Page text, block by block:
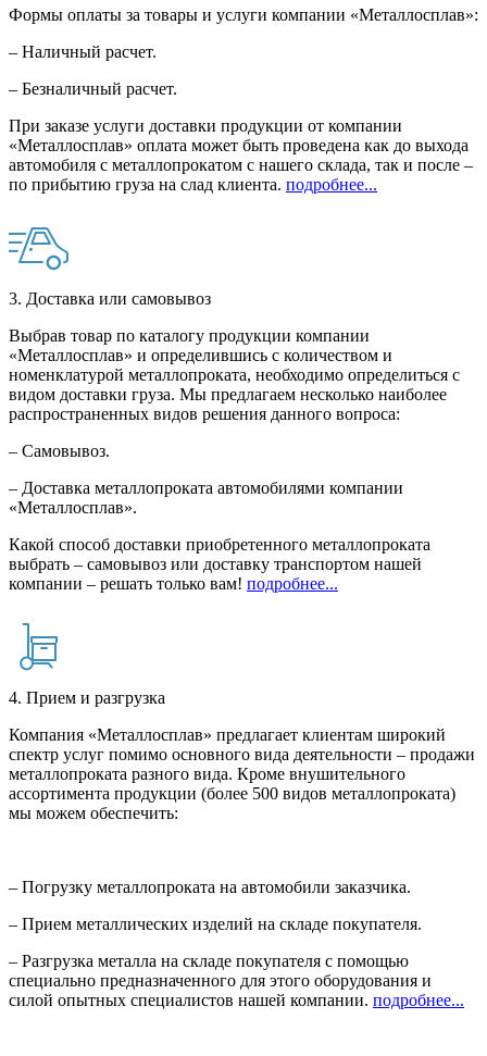
Формы оплаты за товары и услуги компании «Металлосплав»:
– Наличный расчет.
– Безналичный расчет.
При заказе услуги доставки продукции от компании
«Металлосплав» оплата может быть проведена как до выхода
автомобиля с металлопрокатом с нашего склада, так и после –
по прибытию груза на слад клиента. подробнее...
3. Доставка или самовывоз
Выбрав товар по каталогу продукции компании
«Металлосплав» и определившись с количеством и
номенклатурой металлопроката, необходимо определиться с
видом доставки груза. Мы предлагаем несколько наиболее
распространенных видов решения данного вопроса:
– Самовывоз.
– Доставка металлопроката автомобилями компании
«Металлосплав».
Какой способ доставки приобретенного металлопроката
выбрать – самовывоз или доставку транспортом нашей
компании – решать только вам! подробнее...
4. Прием и разгрузка
Компания «Металлосплав» предлагает клиентам широкий
спектр услуг помимо основного вида деятельности – продажи
металлопроката разного вида. Кроме внушительного
ассортимента продукции (более 500 видов металлопроката)
мы можем обеспечить:
– Погрузку металлопроката на автомобили заказчика.
– Прием металлических изделий на складе покупателя.
– Разгрузка металла на складе покупателя с помощью
специально предназначенного для этого оборудования и
силой опытных специалистов нашей компании. подробнее...